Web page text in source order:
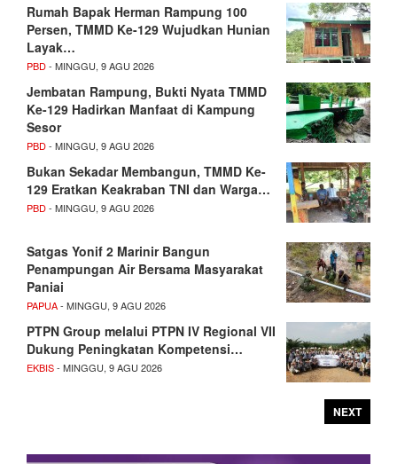
Rumah Bapak Herman Rampung 100
Persen, TMMD Ke-129 Wujudkan Hunian
Layak…
PBD- MINGGU, 9 AGU 2026
Jembatan Rampung, Bukti Nyata TMMD
Ke-129 Hadirkan Manfaat di Kampung
Sesor
PBD- MINGGU, 9 AGU 2026
Bukan Sekadar Membangun, TMMD Ke-
129 Eratkan Keakraban TNI dan Warga…
PBD- MINGGU, 9 AGU 2026
Satgas Yonif 2 Marinir Bangun
Penampungan Air Bersama Masyarakat
Paniai
PAPUA- MINGGU, 9 AGU 2026
PTPN Group melalui PTPN IV Regional VII
Dukung Peningkatan Kompetensi…
EKBIS- MINGGU, 9 AGU 2026
NEXT